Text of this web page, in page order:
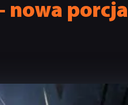
nowa porcja